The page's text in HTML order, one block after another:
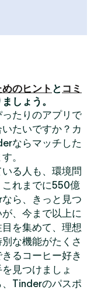
のヒント と コミ
しょう。
たりのアプリで
たいですか？カ
ならマッチした
。
る人も、環境問
れまでに550億
ら、きっと見つ
、今まで以上に
を集めて、理想
な機能がたくさ
るコーヒー好き
見つけましょ
Tinderのパスポ